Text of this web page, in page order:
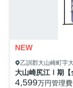
NEW
乙訓郡大山崎町字
大山崎尻江Ⅰ期【
4,599万円管理費